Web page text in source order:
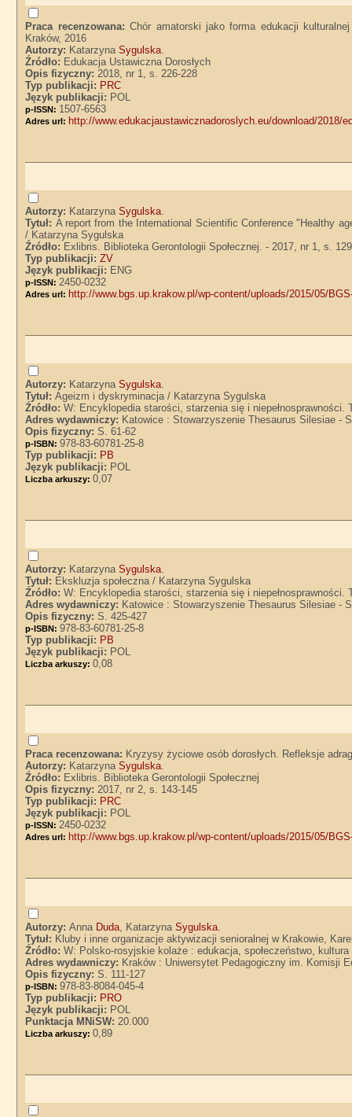
Praca recenzowana:Chór amatorski jako forma edukacji
Kraków, 2016
Autorzy: KatarzynaSygulska.
Źródło: Edukacja Ustawiczna Dorosłych
Opis fizyczny:2018, nr 1, s. 226-228
Typ publikacji: PRC
Język publikacji: POL
p-ISSN: 1507-6563
Adres url: http://www.edukacjaustawicznadoroslych.eu/download/2018/
Autorzy: KatarzynaSygulska.
Tytuł: A report from the International Scientific Conference "Healthy
/ Katarzyna Sygulska
Źródło: Exlibris. Biblioteka Gerontologii Społecznej. - 2017, nr 1, s.
Typ publikacji:ZV
Język publikacji: ENG
p-ISSN: 2450-0232
Adres url: http://www.bgs.up.krakow.pl/wp-content/uploads/2015/05/
Autorzy: KatarzynaSygulska.
Tytuł:Ageizm i dyskryminacja / Katarzyna Sygulska
Źródło:W: Encyklopedia starości, starzenia się i
Adres wydawniczy: Katowice : Stowarzyszenie Thesaurus Silesiae -
Opis fizyczny:S. 61-62
p-ISBN:978-83-60781-25-8
Typ publikacji: PB
Język publikacji: POL
Liczba arkuszy:0,07
Autorzy: KatarzynaSygulska.
Tytuł: Ekskluzja społeczna / Katarzyna Sygulska
Źródło:W: Encyklopedia starości, starzenia się i
Adres wydawniczy: Katowice : Stowarzyszenie Thesaurus Silesiae -
Opis fizyczny:S. 425-427
p-ISBN:978-83-60781-25-8
Typ publikacji: PB
Język publikacji: POL
Liczba arkuszy:0,08
Praca recenzowana: Kryzysy życiowe osób dorosłych. Refleksje
Autorzy: KatarzynaSygulska.
Źródło: Exlibris. Biblioteka Gerontologii Społecznej
Opis fizyczny:2017, nr 2, s. 143-145
Typ publikacji: PRC
Język publikacji: POL
p-ISSN: 2450-0232
Adres url: http://www.bgs.up.krakow.pl/wp-content/uploads/2015/05/
Autorzy:Anna Duda, KatarzynaSygulska.
Tytuł: Kluby i inne organizacje aktywizacji senioralnej w Krakowie,
Źródło:W: Polsko-rosyjskie kolaże : edukacja, społeczeństwo,
Adres wydawniczy: Kraków : Uniwersytet Pedagogiczny im. Komisji
Opis fizyczny:S. 111-127
p-ISBN:978-83-8084-045-4
Typ publikacji: PRO
Język publikacji: POL
Punktacja MNiSW:20.000
Liczba arkuszy:0,89